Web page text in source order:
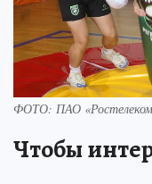
ФОТО: ПАО
Чтобы